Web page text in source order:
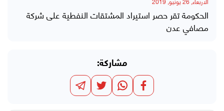
الحكومة تقر حصر استيراد المشتقات النفطية على شركة
مصافي عدن
مشاركة: